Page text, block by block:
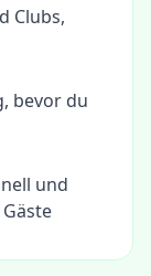
Clubs,
bevor du
und